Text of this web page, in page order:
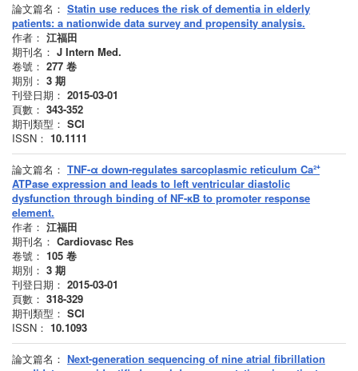
論文篇名： Statin use reduces the risk of dementia in elderly
patients: a nationwide data survey and propensity analysis.
作者： 江福田
期刊名： J Intern Med.
卷號： 277 卷
期別： 3 期
刊登日期： 2015-03-01
頁數： 343-352
期刊類型： SCI
ISSN： 10.1111
論文篇名： TNF-α down-regulates sarcoplasmic reticulum Ca²⁺
ATPase expression and leads to left ventricular diastolic
dysfunction through binding of NF-κB to promoter response
element.
作者： 江福田
期刊名： Cardiovasc Res
卷號： 105 卷
期別： 3 期
刊登日期： 2015-03-01
頁數： 318-329
期刊類型： SCI
ISSN： 10.1093
論文篇名： Next-generation sequencing of nine atrial fibrillation